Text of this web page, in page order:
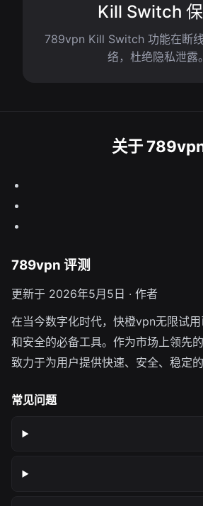
Kill Switch
789vpn Kill Switch 功能在断
络，杜绝隐私泄露。
关于
789vpn 评测
更新于 2026年5月5日 · 作者
在当今数字化时代，快橙vpn无限试
和安全的必备工具。作为市场上领先
致力于为用户提供快速、安全、稳定的
常见问题